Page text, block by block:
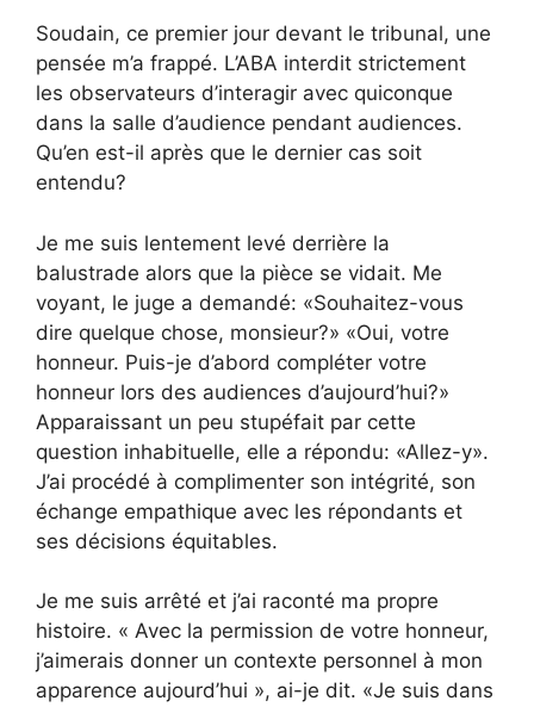
Soudain, ce premier jour devant le tribunal, une
pensée m’a frappé. L’ABA interdit strictement
les observateurs d’interagir avec quiconque
dans la salle d’audience pendant audiences.
Qu’en est-il après que le dernier cas soit
entendu?
Je me suis lentement levé derrière la
balustrade alors que la pièce se vidait. Me
voyant, le juge a demandé: «Souhaitez-vous
dire quelque chose, monsieur?» «Oui, votre
honneur. Puis-je d’abord compléter votre
honneur lors des audiences d’aujourd’hui?»
Apparaissant un peu stupéfait par cette
question inhabituelle, elle a répondu: «Allez-y».
J’ai procédé à complimenter son intégrité, son
échange empathique avec les répondants et
ses décisions équitables.
Je me suis arrêté et j’ai raconté ma propre
histoire. « Avec la permission de votre honneur,
j’aimerais donner un contexte personnel à mon
apparence aujourd’hui », ai-je dit. «Je suis dans